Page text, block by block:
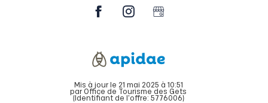
Mis à jour le 21 mai 2025 à 10:51
par Office de Tourisme des Gets
(Identifiant de l'offre: 5776006)